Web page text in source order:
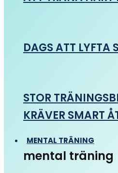
DAGS ATT LYFTA
STOR
KRÄVER SMART
MENTAL TRÄNING
mental träning